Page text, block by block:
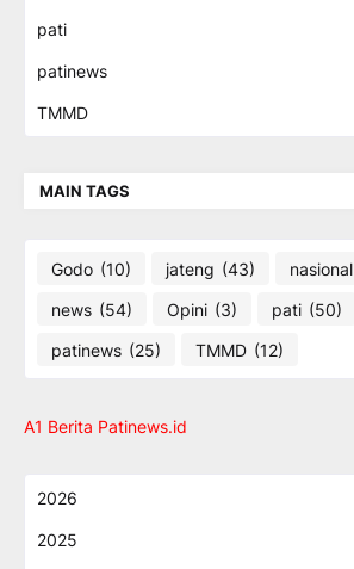
pati
patinews
TMMD
MAIN TAGS
Godo (10) jateng (43) nasional
news (54) Opini (3) pati (50)
patinews (25) TMMD (12)
A1 Berita Patinews.id
2026
2025